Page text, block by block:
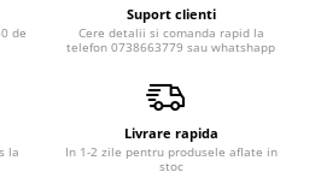
de
Suport clienti
Cere detalii si comanda rapid la
telefon 0738663779 sau whatshapp
la
Livrare rapida
In 1-2 zile pentru produsele aflate in
stoc